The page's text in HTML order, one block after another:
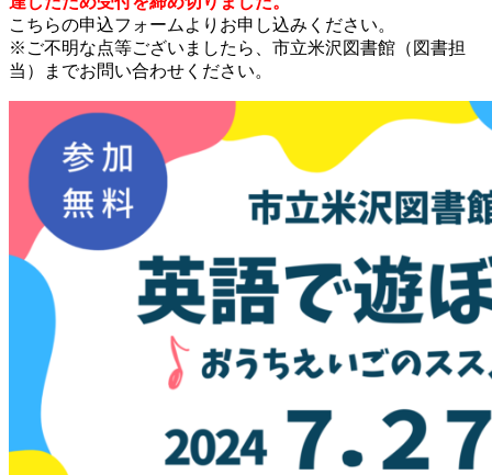
こちらの申込フォーム よりお申し込みください。
※ご不明な点等ございましたら、市立米沢図書館（図書担
当）までお問い合わせください。